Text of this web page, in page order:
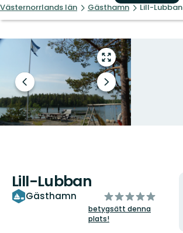
Västernorrlands län Gästhamn Lill-Lubban
Gå
till
helskärmsläge
Föregående
bild
Nästa
bildspel
Lill-Lubban
Gästhamn
av
5
stjärnor
betygsätt denna
plats!